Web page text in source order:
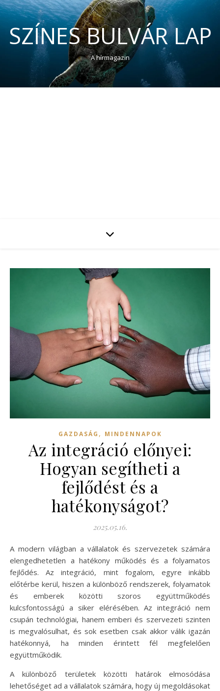
SZÍNES BULVÁR LAP
A hírmagazin
GAZDASÁG , MINDENNAPOK
Az integráció előnyei:
Hogyan segítheti a
fejlődést és a
hatékonyságot?
2025.05.16.
A modern világban a vállalatok és szervezetek számára
elengedhetetlen a hatékony működés és a folyamatos
fejlődés. Az integráció, mint fogalom, egyre inkább
előtérbe kerül, hiszen a különböző rendszerek, folyamatok
és emberek közötti szoros együttműködés
kulcsfontosságú a siker elérésében. Az integráció nem
csupán technológiai, hanem emberi és szervezeti szinten
is megvalósulhat, és sok esetben csak akkor válik igazán
hatékonnyá, ha minden érintett fél megfelelően
együttműködik.
A különböző területek közötti határok elmosódása
lehetőséget ad a vállalatok számára, hogy új megoldásokat